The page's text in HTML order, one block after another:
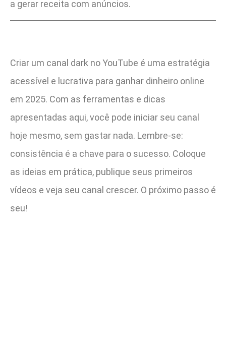
a gerar receita com anúncios.
Criar um canal dark no YouTube é uma estratégia
acessível e lucrativa para ganhar dinheiro online
em 2025. Com as ferramentas e dicas
apresentadas aqui, você pode iniciar seu canal
hoje mesmo, sem gastar nada. Lembre-se:
consistência é a chave para o sucesso. Coloque
as ideias em prática, publique seus primeiros
vídeos e veja seu canal crescer. O próximo passo é
seu!